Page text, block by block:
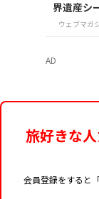
界遺産シ
ロック登
ウェブマガ
AD
旅好きな
会員登録をすると